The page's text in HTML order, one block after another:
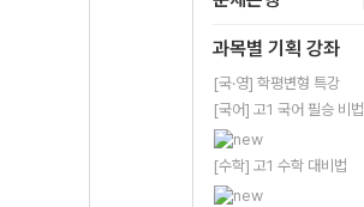
과목별 기획 강좌
[국·영] 학평변형 특강
[국어] 고1 국어 필승 비법
[수학] 고1 수학 대비법